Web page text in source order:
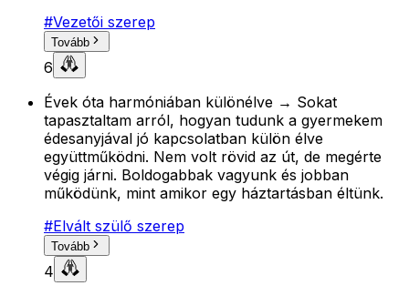
#Vezetői szerep
Tovább
6
Évek óta harmóniában különélve → Sokat
tapasztaltam arról, hogyan tudunk a gyermekem
édesanyjával jó kapcsolatban külön élve
együttműködni. Nem volt rövid az út, de megérte
végig járni. Boldogabbak vagyunk és jobban
működünk, mint amikor egy háztartásban éltünk.
#Elvált szülő szerep
Tovább
4